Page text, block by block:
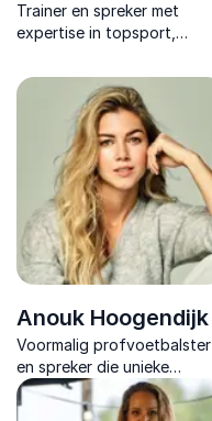
Trainer en spreker met
expertise in topsport,
performance teams.
Inspireert, motiveert en
transformeert.
Anouk Hoogendijk
Voormalig profvoetbalster
en spreker die unieke
inzichten biedt over
teamwork, leiderschap en